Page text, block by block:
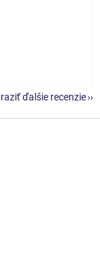
ďalšie recenzie